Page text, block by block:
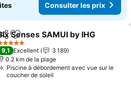
Consulter les prix
Ajouter à mes favoris
Senses SAMUI by IHG
Étoiles
9,1 Excellent
3 189
0.2 km de la plage
Piscine à débordement avec vue sur le
coucher de soleil